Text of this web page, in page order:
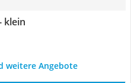
klein
weitere Angebote